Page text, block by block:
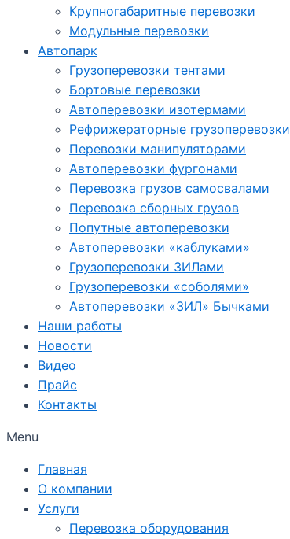
Крупногабаритные перевозки
Модульные перевозки
Автопарк
Грузоперевозки тентами
Бортовые перевозки
Автоперевозки изотермами
Рефрижераторные грузоперевозки
Перевозки манипуляторами
Автоперевозки фургонами
Перевозка грузов самосвалами
Перевозка сборных грузов
Попутные автоперевозки
Автоперевозки «каблуками»
Грузоперевозки ЗИЛами
Грузоперевозки «соболями»
Автоперевозки «ЗИЛ» Бычками
Наши работы
Новости
Видео
Прайс
Контакты
Menu
Главная
О компании
Услуги
Перевозка оборудования